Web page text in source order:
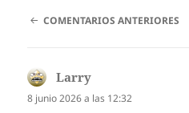
NAVEGACIÓN
COMENTARIOS ANTERIORES
Larry
8 junio 2026 a las 12:32